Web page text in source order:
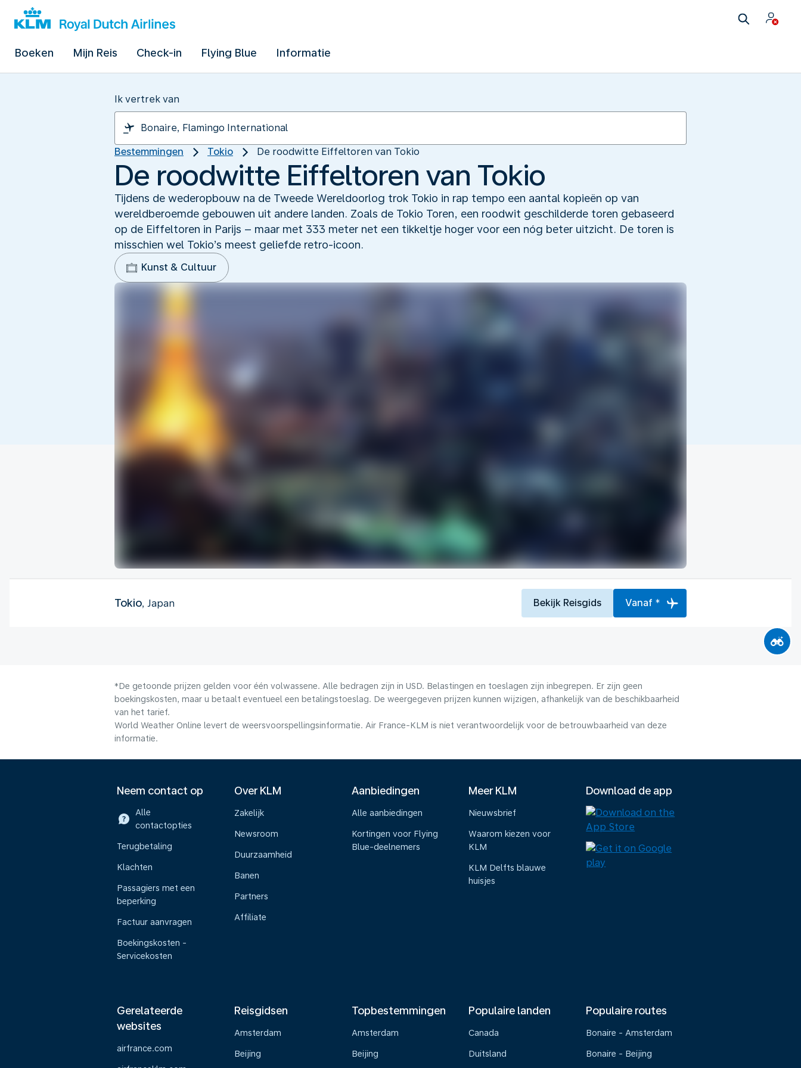
Boeken Mijn Reis Check-in Flying Blue Informatie
Ik vertrek van
Bestemmingen Tokio De roodwitte Eiffeltoren van Tokio
De roodwitte Eiffeltoren van Tokio
Tijdens de wederopbouw na de Tweede Wereldoorlog trok Tokio in rap tempo een aantal kopieën op van
wereldberoemde gebouwen uit andere landen. Zoals de Tokio Toren, een roodwit geschilderde toren gebaseerd
op de Eiffeltoren in Parijs – maar met 333 meter net een tikkeltje hoger voor een nóg beter uitzicht. De toren is
misschien wel Tokio’s meest geliefde retro-icoon.
Kunst & Cultuur
Tokio, Japan Bekijk Reisgids Vanaf *
*De getoonde prijzen gelden voor één volwassene. Alle bedragen zijn in USD. Belastingen en toeslagen zijn inbegrepen. Er zijn geen
boekingskosten, maar u betaalt eventueel een betalingstoeslag. De weergegeven prijzen kunnen wijzigen, afhankelijk van de beschikbaarheid
van het tarief.
World Weather Online levert de weersvoorspellingsinformatie. Air France-KLM is niet verantwoordelijk voor de betrouwbaarheid van deze
informatie.
Neem contact op
Alle
contactopties
Terugbetaling
Klachten
Passagiers met een
beperking
Factuur aanvragen
Boekingskosten -
Servicekosten
Over KLM
Zakelijk
Newsroom
Duurzaamheid
Banen
Partners
Affiliate
Aanbiedingen
Alle aanbiedingen
Kortingen voor Flying
Blue-deelnemers
Meer KLM
Nieuwsbrief
Waarom kiezen voor
KLM
KLM Delfts blauwe
huisjes
Download de app
Gerelateerde
websites
airfrance.com
Reisgidsen
Amsterdam
Beijing
Topbestemmingen
Amsterdam
Beijing
Populaire landen
Canada
Duitsland
Populaire routes
Bonaire - Amsterdam
Bonaire - Beijing